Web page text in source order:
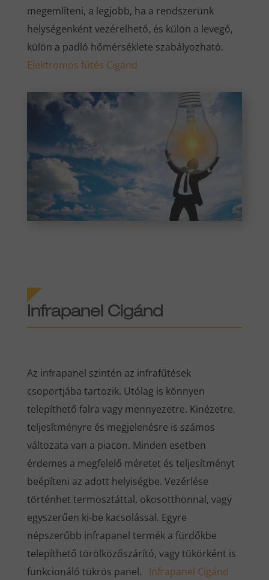
megemlíteni, a legjobb, ha a rendszerünk
helységenként vezérelhető, és külön a levegő,
külön a padló hőmérséklete szabályozható.
Elektromos fűtés Cigánd
Infrapanel Cigánd
Az infrapanel szintén az infrafűtések
csoportjába tartozik. Utólag is könnyen
telepíthető falra vagy mennyezetre. Kinézetre,
teljesítményre és megjelenésre is számos
változata van a piacon. Minden esetben
érdemes a megfelelő méretet és teljesítményt
beépíteni az adott helyiségbe. Vezérlése
történhet termosztáttal, okosotthonnal, vagy
egyszerűen ki-be kacsolással. Egyre
népszerűbb infrapanel termék a fürdőkbe
telepíthető törölközőszárító, vagy tükörként is
funkcionáló tükrös panel. Infrapanel Cigánd